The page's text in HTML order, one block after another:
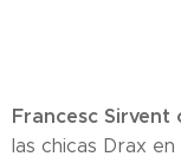
Francesc Sirvent
las chicas Drax en